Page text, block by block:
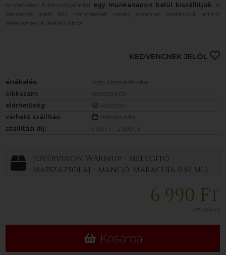
termékeket futárszolgálattal egy munkanapon belül kiszállítjuk . A
beszerzés alatt álló termékeket, pedig azonnal postázzuk amint
beérkeznek a raktárunkba.
KEDVENCNEK JELÖL
értékelés:
még nincs értékelve
cikkszám:
06115900000
elérhetőség:
készleten
várható szállítás:
holnapután
szállítási díj:
1 190 Ft - 2 990 Ft
JoyDivision WARMup - melegítő
masszázsolaj - mangó-maracuja (150 ml)
6 990 Ft
(47 Ft/ml)
Kosárba